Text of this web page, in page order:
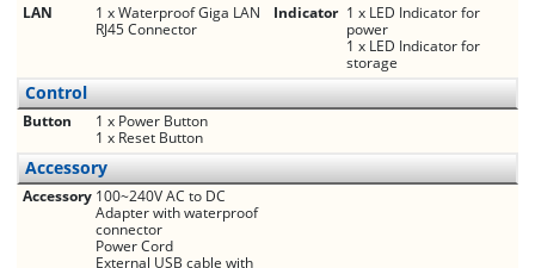
LAN
1 x Waterproof Giga LAN
RJ45 Connector
Indicator 1 x LED Indicator for
power
1 x LED Indicator for
storage
Control
Button
1 x Power Button
1 x Reset Button
Accessory
Accessory 100~240V AC to DC
Adapter with waterproof
connector
Power Cord
External USB cable with